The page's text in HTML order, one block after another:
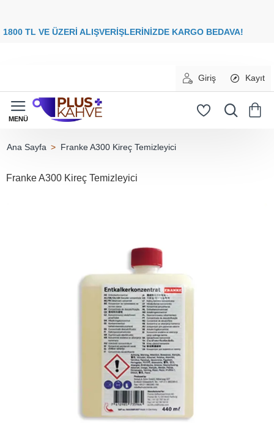
00 TL VE ÜZERİ ALIŞVERİŞLERİNİZDE KARGO
Giriş Kayıt
Franke A300 Kireç Temizleyici
Franke A300 Kireç Temizleyici